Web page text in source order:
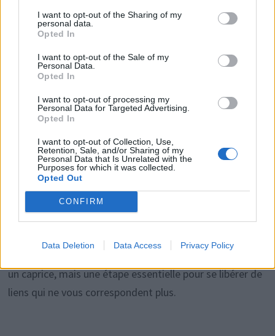
I want to opt-out of the Sharing of my
personal data.
Opted In
I want to opt-out of the Sale of my
Personal Data.
Opted In
I want to opt-out of processing my
Personal Data for Targeted Advertising.
Opted In
I want to opt-out of Collection, Use,
Retention, Sale, and/or Sharing of my
Personal Data that Is Unrelated with the
Purposes for which it was collected.
Opted Out
CONFIRM
Data Deletion Data Access Privacy Policy
s’apaiser, éviter les échanges excessifs. Cela permet
parfois de traverser ce deuil amical sans rupture brutale.
Psychology Today rappelle aussi qu’il est important
attendre qu’une seule personne réponde à tous vos
besoins favorise des relations plus équilibrées. Accepter
qu’un lien s’allège ouvre la voie à une diversité de
relations où la réciprocité est réelle. Enfin, il est souvent
nécessaire de prendre soin de soi en étant un bon ami
pour soi-même, en faisant le travail intérieur pour mieux
comprendre ce que l’on souhaite dans ses relations. Se
éventuellement avec l’aide d’un professionnel, n’est pas
un caprice, mais une étape essentielle pour se libérer de
liens qui ne vous correspondent plus.